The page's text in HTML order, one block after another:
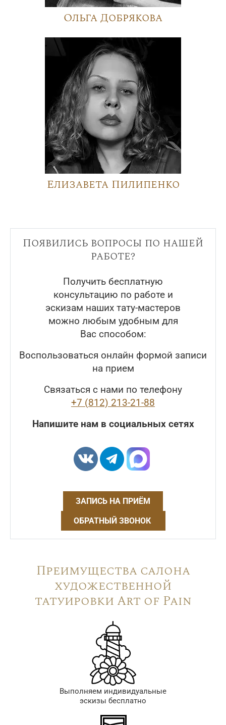
Ольга Добрякова
Елизавета Пилипенко
Появились вопросы по нашей
работе?
Получить бесплатную
консультацию по работе и
эскизам наших тату-мастеров
можно любым удобным для
Вас способом:
Воспользоваться онлайн формой записи
на прием
Связаться с нами по телефону
+7 (812) 213-21-88
Напишите нам в социальных сетях
ЗАПИСЬ НА ПРИЁМ
ОБРАТНЫЙ ЗВОНОК
Преимущества салона
художественной
татуировки Art of Pain
Выполняем индивидуальные
эскизы бесплатно